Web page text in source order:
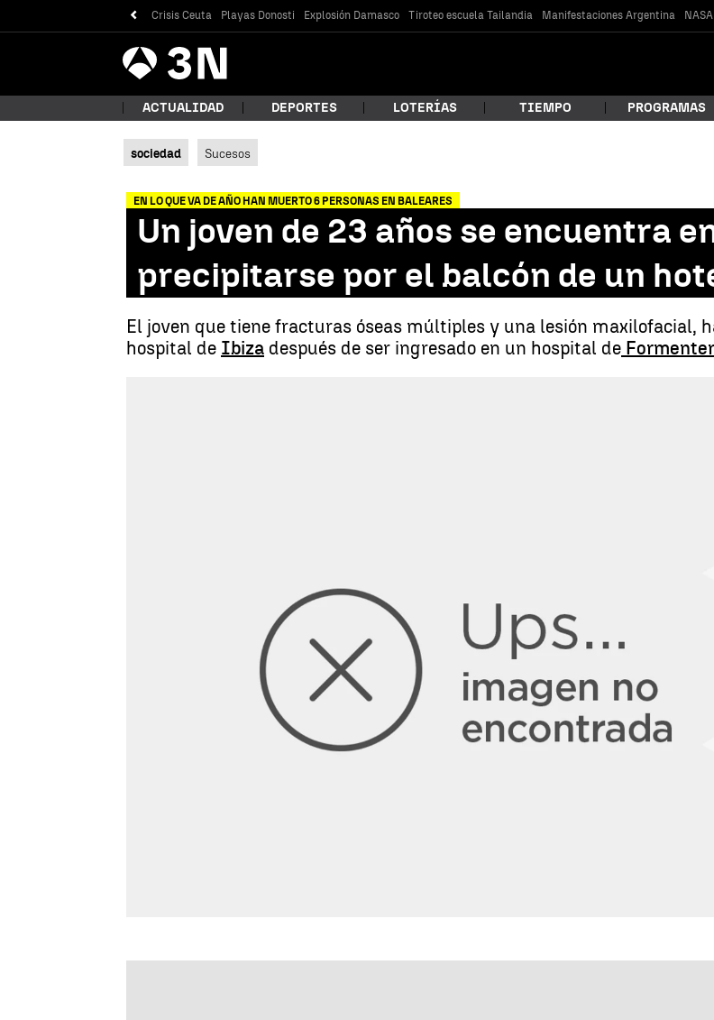
Crisis Ceuta Playas Donosti Explosión Damasco Tiroteo escuela Tailandia Manifestaciones Argentina
Antena
3 Noticias
¿Qué estás buscando?
ACTUALIDAD DEPORTES LOTERÍAS TIEMPO PROGRAMAS
sociedad Sucesos
EN LO QUE VA DE AÑO HAN MUERTO 6 PERSONAS EN BALEARES
Un joven de 23 años se encuentra
precipitarse por el balcón de un
El joven que tiene fracturas óseas múltiples y una lesión maxilofacial,
hospital de Ibiza después de ser ingresado en un hospital de